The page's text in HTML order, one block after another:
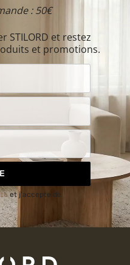
: 50€
STILORD et restez
et promotions.
et j'accepte de